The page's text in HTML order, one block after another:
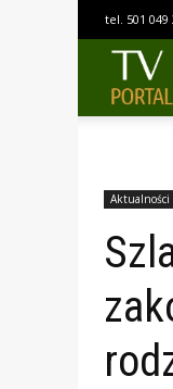
tel. 501 049
Aktualności